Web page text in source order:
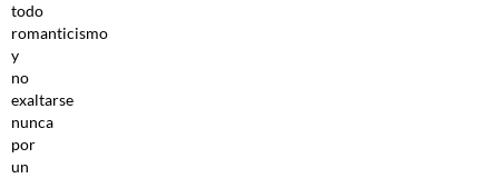
todo
romanticismo
y
no
exaltarse
nunca
por
un